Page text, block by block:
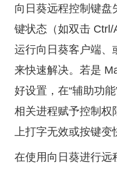
向日葵远程控制键盘
键状态（如双击
运行向日葵客户端、
来快速解决。若是
好设置，在“辅助功
相关进程赋予控制权
上打字无效或按键变
在使用向日葵进行远